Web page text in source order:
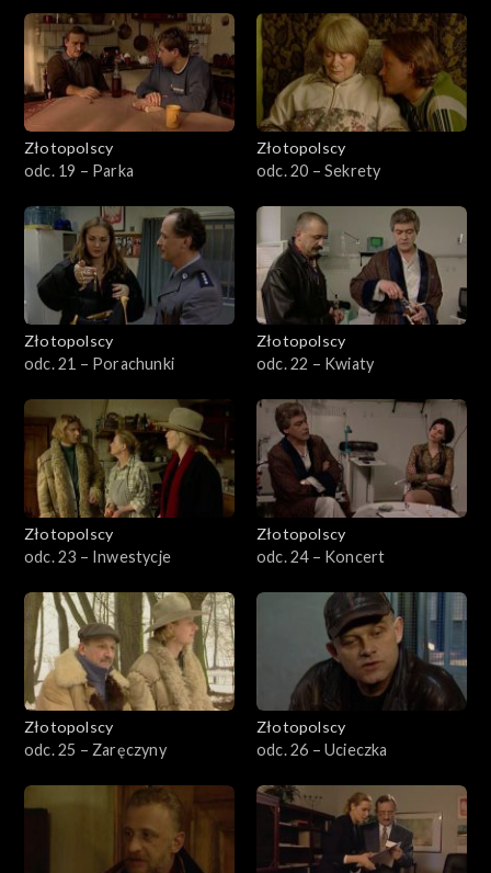
Złotopolscy
odc. 19 – Parka
Złotopolscy
odc. 20 – Sekrety
Złotopolscy
odc. 21 – Porachunki
Złotopolscy
odc. 22 – Kwiaty
Złotopolscy
odc. 23 – Inwestycje
Złotopolscy
odc. 24 – Koncert
Złotopolscy
odc. 25 – Zaręczyny
Złotopolscy
odc. 26 – Ucieczka